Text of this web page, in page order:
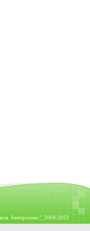
Электроникс", 2004-2023